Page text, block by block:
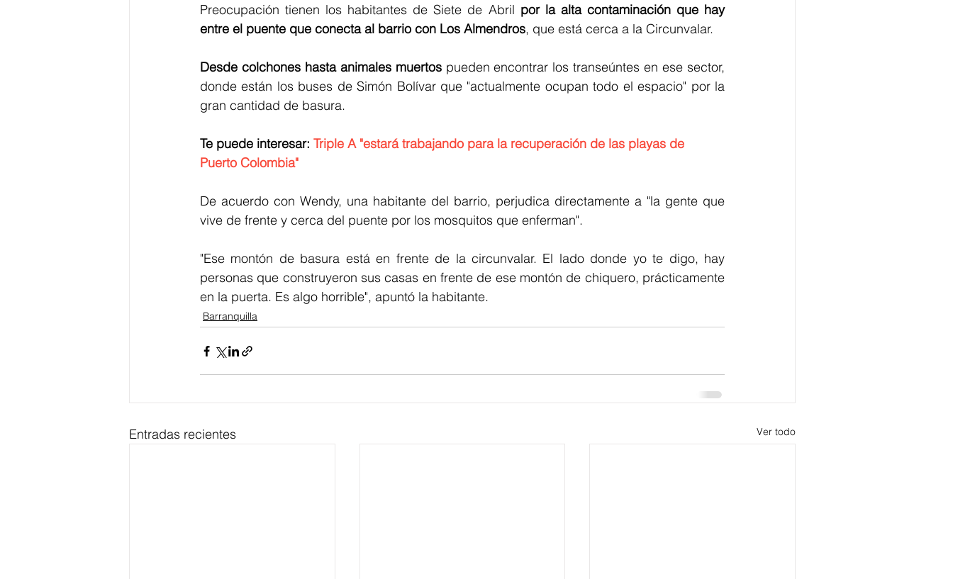
Preocupación tienen los habitantes de Siete de Abril por la alta contaminación que hay
entre el puente que conecta al barrio con Los Almendros, que está cerca a la Circunvalar.
Desde colchones hasta animales muertos pueden encontrar los transeúntes en ese sector,
donde están los buses de Simón Bolívar que "actualmente ocupan todo el espacio" por la
gran cantidad de basura.
Te puede interesar: Triple A "estará trabajando para la recuperación de las playas de
Puerto Colombia"
De acuerdo con Wendy, una habitante del barrio, perjudica directamente a "la gente que
vive de frente y cerca del puente por los mosquitos que enferman".
"Ese montón de basura está en frente de la circunvalar. El lado donde yo te digo, hay
personas que construyeron sus casas en frente de ese montón de chiquero, prácticamente
en la puerta. Es algo horrible", apuntó la habitante.
Barranquilla
Entradas recientes Ver todo